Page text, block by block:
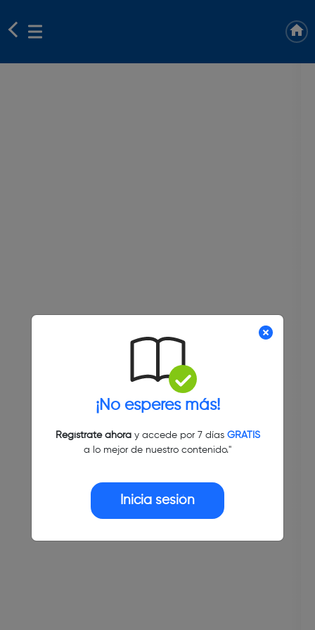
¡No esperes más!
Regístrate ahoray accede por 7 días GRATIS
a lo mejor de nuestro contenido."
Inicia sesión